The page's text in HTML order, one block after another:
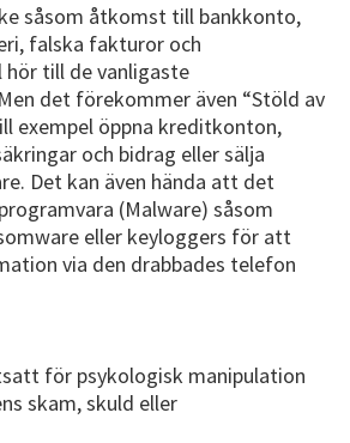
såsom åtkomst till bankkonto,
falska fakturor och
hör till de vanligaste
det förekommer även “Stöld av
exempel öppna kreditkonton,
och bidrag eller sälja
Det kan även hända att det
(Malware) såsom
eller keyloggers för att
via den drabbades telefon
för psykologisk manipulation
skam, skuld eller